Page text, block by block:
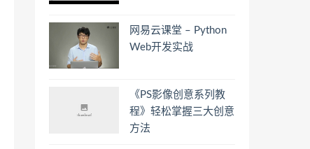
网易云课堂 – Python
Web开发实战
《PS影像创意系列教
程》轻松掌握三大创意
方法